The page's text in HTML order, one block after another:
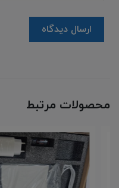
ارسال دیدگاه
محصولات مرتبط